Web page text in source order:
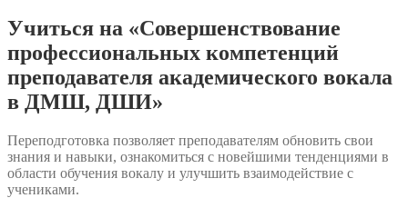
Учиться на «Совершенствование
профессиональных компетенций
преподавателя академического вокала
в ДМШ, ДШИ»
Переподготовка позволяет преподавателям обновить свои
знания и навыки, ознакомиться с новейшими тенденциями в
области обучения вокалу и улучшить взаимодействие с
учениками.